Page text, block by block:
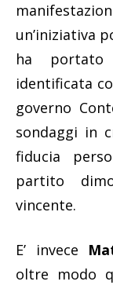
un’iniziativa
ha portato
identificata
governo
sondaggi in
fiducia
partito
vincente.
E’ invece
oltre modo